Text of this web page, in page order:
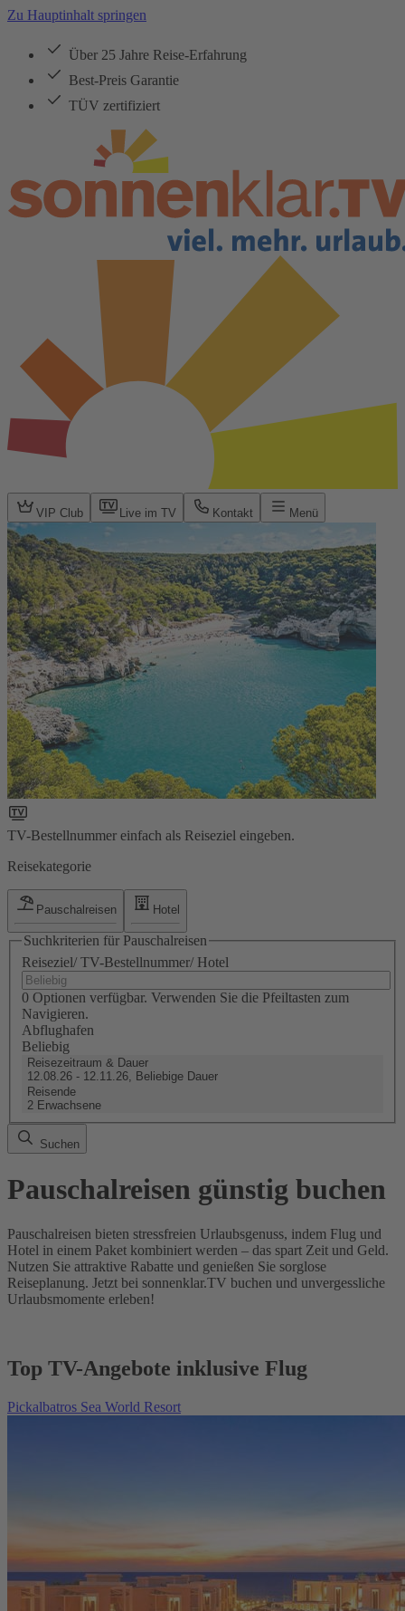
Zu Hauptinhalt springen
Über 25 Jahre Reise-Erfahrung
Best-Preis Garantie
TÜV zertifiziert
VIP Club Live im TV Kontakt Menü
TV-Bestellnummer einfach als Reiseziel eingeben.
Reisekategorie
Pauschalreisen Hotel
Suchkriterien für Pauschalreisen
Reiseziel/ TV-Bestellnummer/ Hotel
0 Optionen verfügbar. Verwenden Sie die Pfeiltasten zum
Navigieren.
Abflughafen
Beliebig
Reisezeitraum & Dauer
12.08.26 - 12.11.26, Beliebige Dauer
Reisende
2 Erwachsene
Suchen
Pauschalreisen günstig buchen
Pauschalreisen bieten stressfreien Urlaubsgenuss, indem Flug und
Hotel in einem Paket kombiniert werden – das spart Zeit und Geld.
Nutzen Sie attraktive Rabatte und genießen Sie sorglose
Reiseplanung. Jetzt bei sonnenklar.TV buchen und unvergessliche
Urlaubsmomente erleben!
Top TV-Angebote inklusive Flug
Pickalbatros Sea World Resort